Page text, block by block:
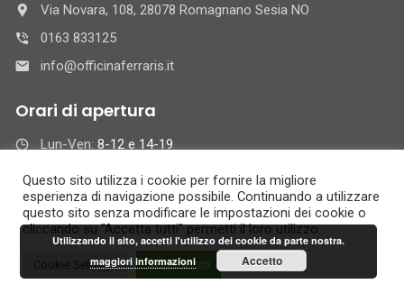
Via Novara, 108, 28078 Romagnano Sesia NO
0163 833125
info@officinaferraris.it
Orari di apertura
Lun-Ven: 8-12 e 14-19
Sab. Pomeriggio e Dom : Chiuso
© 2021 Auto Officina Ferraris Rag. Giuseppe S.r.l. -Cookie Policy
Privacy Policy
Questo sito utilizza i cookie per fornire la migliore
esperienza di navigazione possibile. Continuando a utilizzare
questo sito senza modificare le impostazioni dei cookie o
cliccando su "Accetta tutti" permetti il loro utilizzo.
Cookie Settings Accetta tutti
Utilizzando il sito, accetti l'utilizzo dei cookie da parte nostra.
maggiori informazioni
Accetto